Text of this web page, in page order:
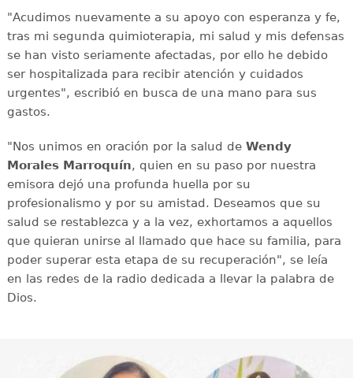
"Acudimos nuevamente a su apoyo con esperanza y fe,
tras mi segunda quimioterapia, mi salud y mis defensas
se han visto seriamente afectadas, por ello he debido
ser hospitalizada para recibir atención y cuidados
urgentes", escribió en busca de una mano para sus
gastos.
"Nos unimos en oración por la salud de Wendy
Morales Marroquín, quien en su paso por nuestra
emisora dejó una profunda huella por su
profesionalismo y por su amistad. Deseamos que su
salud se restablezca y a la vez, exhortamos a aquellos
que quieran unirse al llamado que hace su familia, para
poder superar esta etapa de su recuperación", se leía
en las redes de la radio dedicada a llevar la palabra de
Dios.